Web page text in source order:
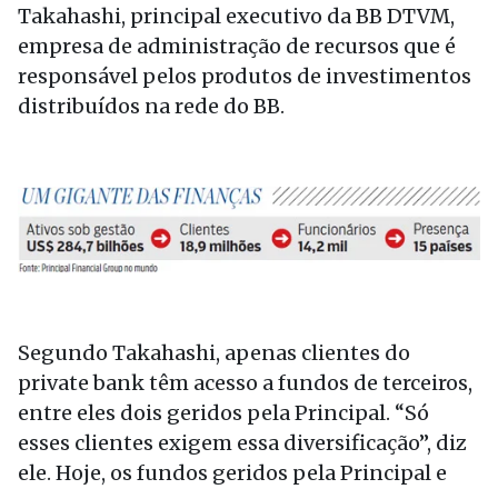
Takahashi, principal executivo da BB DTVM,
empresa de administração de recursos que é
responsável pelos produtos de investimentos
distribuídos na rede do BB.
Segundo Takahashi, apenas clientes do
private bank têm acesso a fundos de terceiros,
entre eles dois geridos pela Principal. “Só
esses clientes exigem essa diversificação”, diz
ele. Hoje, os fundos geridos pela Principal e